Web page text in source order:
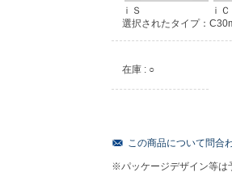
ｉＳ ｉＣ
選択されたタイプ：
在庫 : ○
この商品について問合
※パッケージデザイン等は